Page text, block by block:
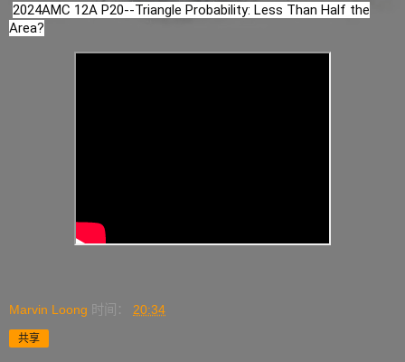
2024AMC 12A P20--Triangle Probability: Less Than Half the
Area?
Marvin Loong 时间： 20:34
共享